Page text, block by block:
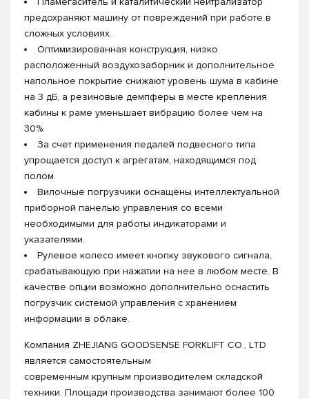
предохраняют машину от повреждений при работе в
сложных условиях.
Оптимизированная конструкция, низко
расположенный воздухозаборник и дополнительное
напольное покрытие снижают уровень шума в кабине
на 3 дБ, а резиновые демпферы в месте крепления
кабины к раме уменьшает вибрацию более чем на
30%.
За счет применения педалей подвесного типа
упрощается доступ к агрегатам, находящимся под
полом.
Вилочные погрузчики оснащены интеллектуальной
приборной панелью управления со всеми
необходимыми для работы индикаторами и
указателями.
Рулевое колесо имеет кнопку звукового сигнала,
срабатывающую при нажатии на нее в любом месте. В
качестве опции возможно дополнительно оснастить
погрузчик системой управления с хранением
информации в облаке.
Компания ZHEJIANG GOODSENSE FORKLIFT CO., LTD
является самостоятельным
современным крупным производителем складской
техники. Площади производства занимают более 100